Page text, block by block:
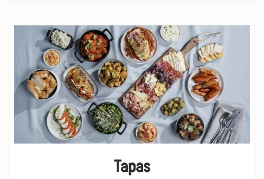
Tapas